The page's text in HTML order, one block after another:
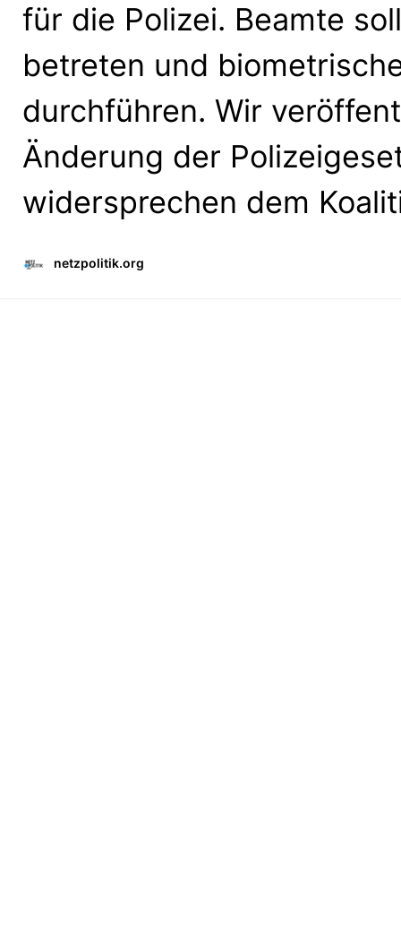
für die Polizei. Beamte
betreten und
durchführen. Wir
Änderung der
widersprechen dem
netzpolitik.org